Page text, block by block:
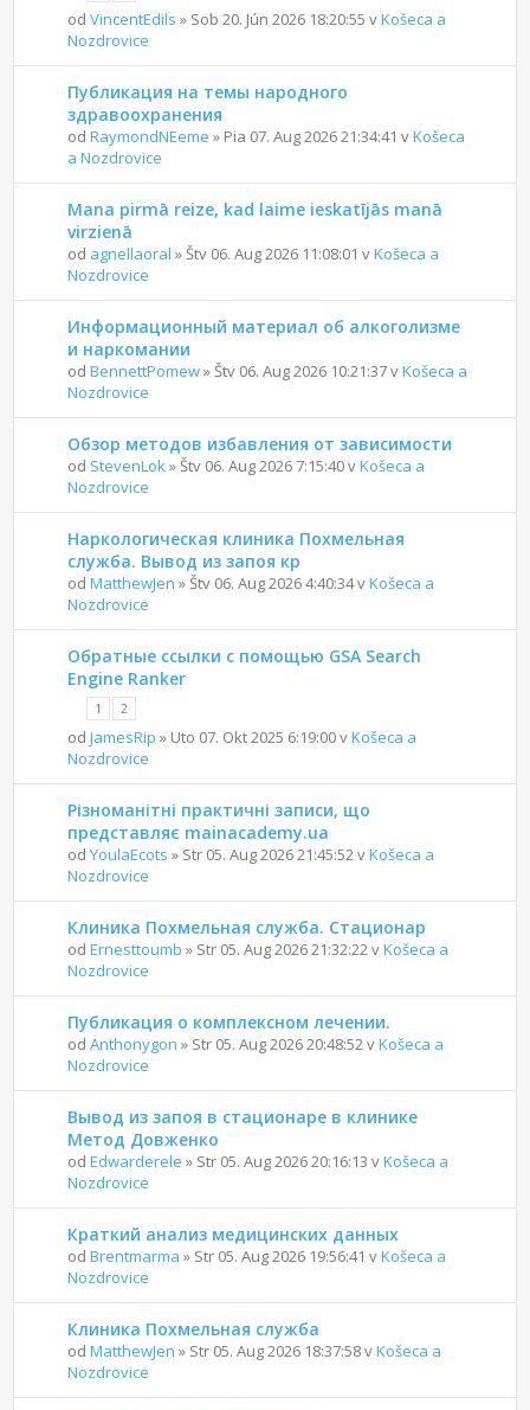
odVincentEdils » Sob 20. Jún 2026 18:20:55 vKošeca a
Nozdrovice
Публикация на темы народного
здравоохранения
odRaymondNEeme » Pia 07. Aug 2026 21:34:41 vKošeca
a Nozdrovice
Mana pirmā reize, kad laime ieskatījās manā
virzienā
od agnellaoral » Štv 06. Aug 2026 11:08:01 vKošeca a
Nozdrovice
Информационный материал об алкоголизме
и наркомании
odBennettPomew» Štv 06. Aug 2026 10:21:37 vKošeca a
Nozdrovice
Обзор методов избавления от зависимости
od StevenLok » Štv 06. Aug 2026 7:15:40 vKošeca a
Nozdrovice
Наркологическая клиника Похмельная
служба. Вывод из запоя кр
odMatthewJen » Štv 06. Aug 2026 4:40:34 vKošeca a
Nozdrovice
Обратные ссылки с помощью GSA Search
Engine Ranker
1 2
odJamesRip » Uto 07. Okt 2025 6:19:00 vKošeca a
Nozdrovice
Різноманітні практичні записи, що
представляє mainacademy.ua
odYoulaEcots » Str 05. Aug 2026 21:45:52 vKošeca a
Nozdrovice
Клиника Похмельная служба. Стационар
odErnesttoumb » Str 05. Aug 2026 21:32:22 vKošeca a
Nozdrovice
Публикация о комплексном лечении.
odAnthonygon » Str 05. Aug 2026 20:48:52 vKošeca a
Nozdrovice
Вывод из запоя в стационаре в клинике
Метод Довженко
odEdwarderele » Str 05. Aug 2026 20:16:13 vKošeca a
Nozdrovice
Краткий анализ медицинских данных
odBrentmarma » Str 05. Aug 2026 19:56:41 vKošeca a
Nozdrovice
Клиника Похмельная служба
odMatthewJen » Str 05. Aug 2026 18:37:58 vKošeca a
Nozdrovice